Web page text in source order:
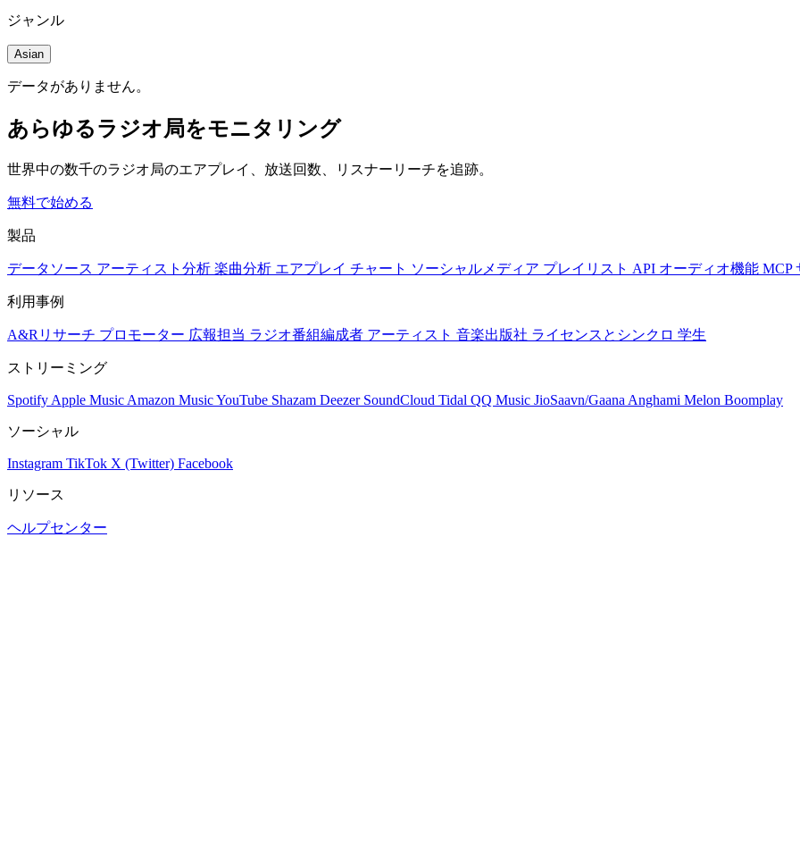
ジャンル
Asian
データがありません。
あらゆるラジオ局をモニタリング
世界中の数千のラジオ局のエアプレイ、放送回数、リスナーリーチを追跡。
無料で始める
製品
データソース アーティスト分析 楽曲分析 エアプレイ チャート ソーシャルメディア プレイリスト API オーディオ機能 MCP
利用事例
A&Rリサーチ プロモーター 広報担当 ラジオ番組編成者 アーティスト 音楽出版社 ライセンスとシンクロ 学生
ストリーミング
Spotify Apple Music Amazon MusicYouTube Shazam Deezer SoundCloud Tidal QQ Music JioSaavn/Gaana Anghami Melon Boomplay
ソーシャル
Instagram TikTok X (Twitter) Facebook
リソース
ヘルプセンター